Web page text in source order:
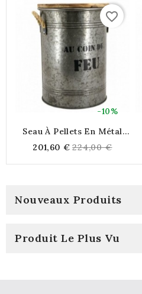
-10%
favorite_border
Seau À Pellets En Métal
Récupérateur De
Poussières " Au Coin Du
201,60 € Regular
price
224,00 €
Nouveaux Produits
Produit Le Plus Vu